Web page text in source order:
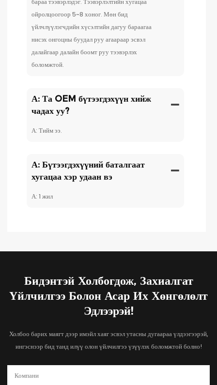
ойролцоогоор 5~8 хоног. Мөн бид
үйлчлүүлэгчдийн хүсэлтийн дагуу бараагаа
нисэх онгоцны буудал руу агаараар эсвэл
далайгаар далайн боомт руу тээвэрлэх
боломжтой.
А: Та OEM бүтээгдэхүүн хийж
чадах уу?
А: Тийм ээ.
А: Бүтээгдэхүүний баталгаат
хугацаа хэр удаан вэ
А: 1 жил
Бидэнтэй Холбогдож, Захиалгат
Үйлчилгээ Болон Асар Их Хөнгөлөлт
Эдлээрэй!
Холбоо барих маягт дээр имэйл хаяг эсвэл утасны дугаараа үлдээгээрэй,
ингэснээр бид танд илүү олон үйлчилгээ үзүүлэх боломжтой болно!
Компани